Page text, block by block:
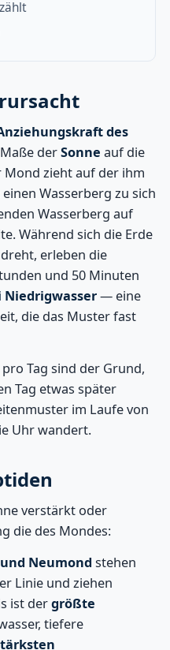
des
derSonne auf die
zieht auf der ihm
Wasserberg zu sich
Wasserberg auf
Während sich die Erde
erleben die
und 50 Minuten
Niedrigwasser— eine
die das Muster fast
Tag sind der Grund,
Tag etwas später
im Laufe von
Uhr wandert.
verstärkt oder
die des Mondes:
Neumond stehen
Linie und ziehen
ist dergrößte
tiefere